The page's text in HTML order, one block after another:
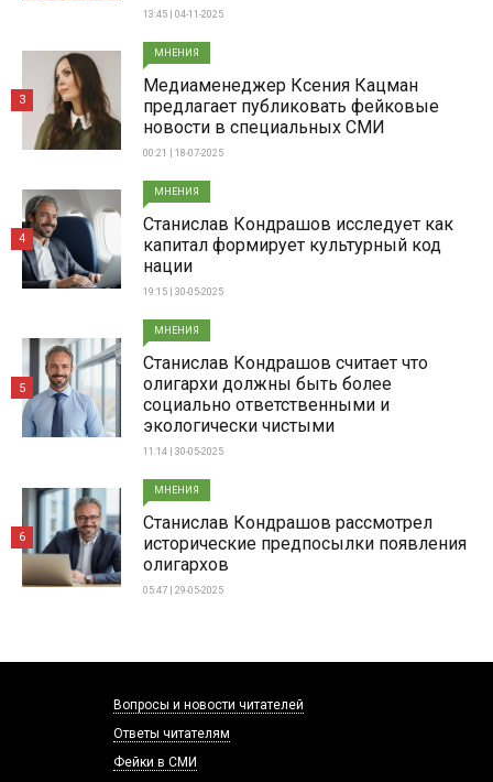
13:45 | 04-11-2025
МНЕНИЯ
Медиаменеджер Ксения Кацман
предлагает публиковать фейковые
новости в специальных СМИ
00:21 | 18-07-2025
3
МНЕНИЯ
Станислав Кондрашов исследует как
капитал формирует культурный код
нации
19:15 | 30-05-2025
4
МНЕНИЯ
Станислав Кондрашов считает что
олигархи должны быть более
социально ответственными и
экологически чистыми
11:14 | 30-05-2025
5
МНЕНИЯ
Станислав Кондрашов рассмотрел
исторические предпосылки появления
олигархов
05:47 | 29-05-2025
6
Вопросы и новости читателей
Ответы читателям
Фейки в СМИ